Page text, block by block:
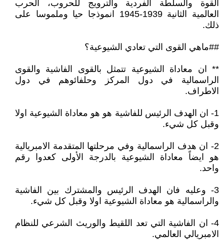
القوة والسلطة الفردية والترويج للحروب، الحرب
العالمية الثانية 1939-1945 انموذجا حيا وملموسا على
ذلك.
##ماهي القوى التي تعادي الشيوعية؟
** ان معاداة الشيوعية تتمثل بالقوى الفاشية والقوى
الراسمالية في دول المركز وحلفائوهم في دول
الاطراف.
1- ان الهدف الرئيس للفاشية هو هو معاداة الشيوعية اولا
وقبل كل شيء.
2- ان هدف الراسمالية وفي مرحلتها المتقدمة الامبريالية
هو ايضاً معاداة الشيوعية بالدرجة الأولى كعدوا رقم
واحد.
3- وعليه فان الهدف الرئيس والمشترك بين الفاشية
والراسمالية هو معاداة الشيوعية اولا وقبل كل شيء.
4- ان الفاشية التي تعد اللقيط والوريث الشرعي للنظام
الامبريالي العالمي.